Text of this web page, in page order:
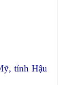
tỉnh Hậu